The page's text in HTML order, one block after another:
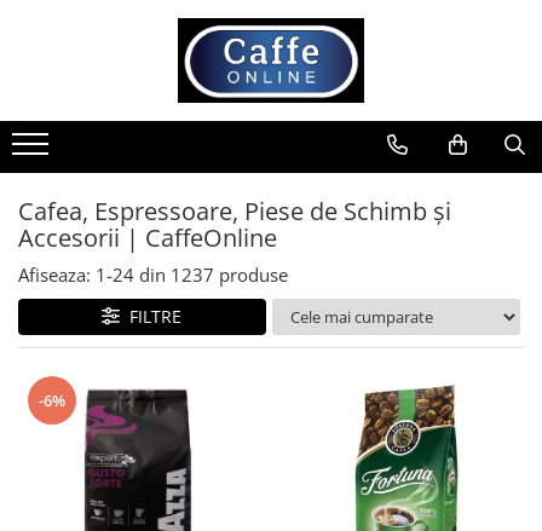
Cafea
Cafea Boabe
Capsule Cafea
Cafea Macinata
Cafea Instant
Espressoare
Aparate Automate
Aparate capsule
Aparate clasice
Accesorii
Cafea, Espressoare, Piese de Schimb și
Accesorii | CaffeOnline
Afiseaza: 1-24 din 1237 produse
FILTRE
-6%